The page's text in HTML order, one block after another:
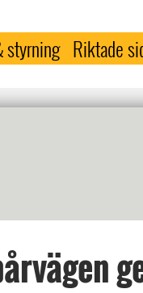
styrning Riktade